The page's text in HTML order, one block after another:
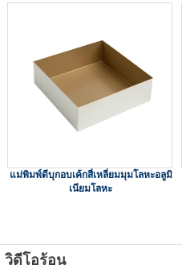
อลูมิเนียมอัลลอยด์พื้นผิว: ชุบแข็งการ
แม่พิมพ์ดีบุกอบเค้กสี่เหลี่ยมมุมโลหะอลูมิ
เนียมโลหะ
วิดีโอร้อน